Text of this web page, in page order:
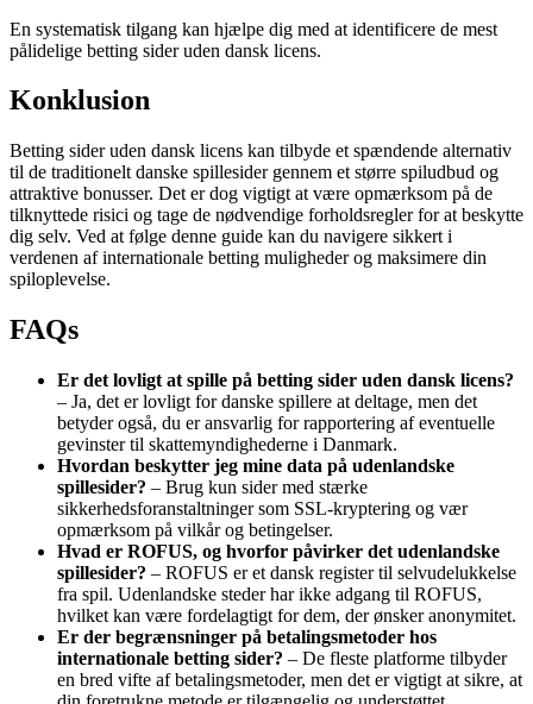
En systematisk tilgang kan hjælpe dig med at identificere de mest
pålidelige betting sider uden dansk licens.
Konklusion
Betting sider uden dansk licens kan tilbyde et spændende alternativ
til de traditionelt danske spillesider gennem et større spiludbud og
attraktive bonusser. Det er dog vigtigt at være opmærksom på de
tilknyttede risici og tage de nødvendige forholdsregler for at beskytte
dig selv. Ved at følge denne guide kan du navigere sikkert i
verdenen af internationale betting muligheder og maksimere din
spiloplevelse.
FAQs
Er det lovligt at spille på betting sider uden dansk licens?
– Ja, det er lovligt for danske spillere at deltage, men det
betyder også, du er ansvarlig for rapportering af eventuelle
gevinster til skattemyndighederne i Danmark.
Hvordan beskytter jeg mine data på udenlandske
spillesider? – Brug kun sider med stærke
sikkerhedsforanstaltninger som SSL-kryptering og vær
opmærksom på vilkår og betingelser.
Hvad er ROFUS, og hvorfor påvirker det udenlandske
spillesider? – ROFUS er et dansk register til selvudelukkelse
fra spil. Udenlandske steder har ikke adgang til ROFUS,
hvilket kan være fordelagtigt for dem, der ønsker anonymitet.
Er der begrænsninger på betalingsmetoder hos
internationale betting sider? – De fleste platforme tilbyder
en bred vifte af betalingsmetoder, men det er vigtigt at sikre, at